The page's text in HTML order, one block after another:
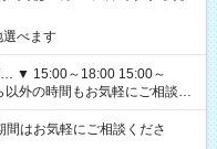
べます
はお気軽にご相談くださ